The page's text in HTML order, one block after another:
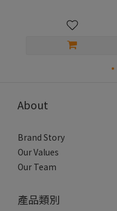
About
Brand Story
Our Values
Our Team
產品類別